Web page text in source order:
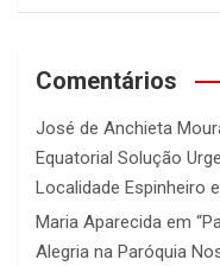
Comentários
José de Anchieta
Equatorial Solução
Localidade Espinheiro
Maria Aparecida em
Alegria na Paróquia